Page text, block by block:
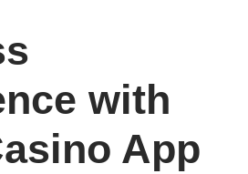
with
App